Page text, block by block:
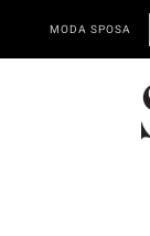
MODA SPOSA